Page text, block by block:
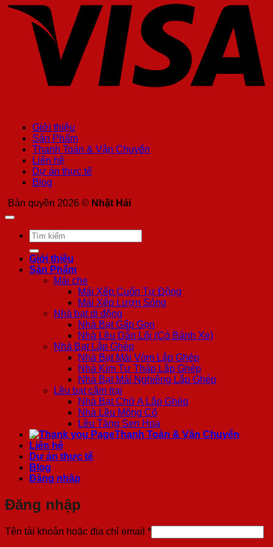
Giới thiệu
Sản Phẩm
Thanh Toán & Vận Chuyển
Liên hệ
Dự án thực tế
Blog
Bản quyền 2026 © Nhật Hải
Tìm
kiếm:
Giới thiệu
Sản Phẩm
Mái che
Mái Xếp Cuốn Tự Động
Mái Xếp Lượn Sóng
Nhà bạt di động
Nhà Bạt Gấp Gọn
Nhà Lều Dẫn Lối (Có Bánh Xe)
Nhà Bạt Lắp Ghép
Nhà Bạt Mái Vòm Lắp Ghép
Nhà Kim Tự Tháp Lắp Ghép
Nhà Bạt Mái Nghiêng Lắp Ghép
Lều bạt cắm trại
Nhà Bạt Chữ A Lắp Ghép
Nhà Lều Mông Cổ
Lều Tăng Sen Hoa
Thanh Toán & Vận Chuyển
Liên hệ
Dự án thực tế
Blog
Đăng nhập
Đăng nhập
Tên tài khoản hoặc địa chỉ email *Bắt
buộc